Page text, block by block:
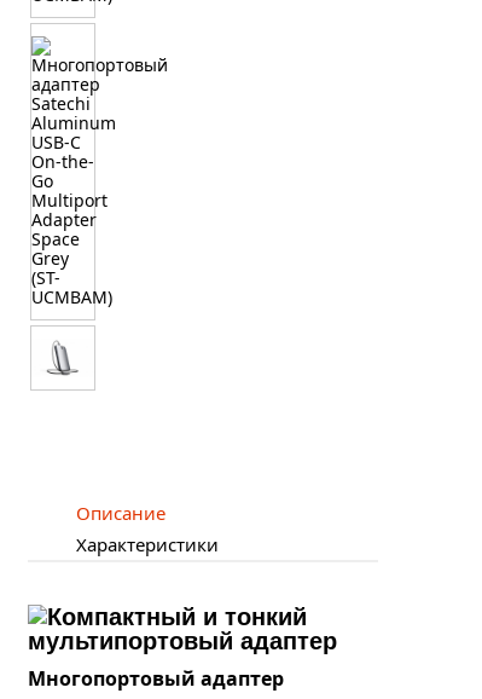
Описание
Характеристики
Многопортовый адаптер